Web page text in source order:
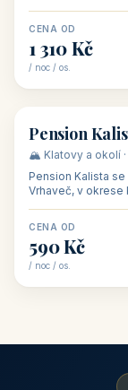
CENA OD
1 310 Kč
/ noc / os.
🏡 penzion
Pension
🏔️ Klatovy a okolí
Pension Kalista
Vrhaveč, v okrese
CENA OD
590 Kč
/ noc / os.